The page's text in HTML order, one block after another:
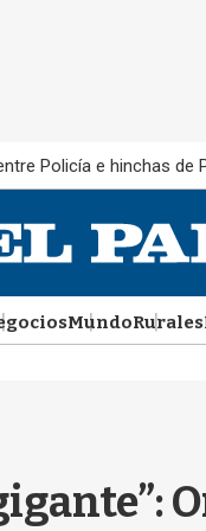
Policía e hinchas de
MundoRurales